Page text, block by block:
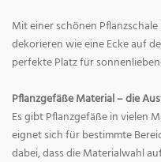
Mit einer schönen
dekorieren wie eine Ecke auf
perfekte Platz für
Pflanzgefäße Material – die
Es gibt Pflanzgefäße in vielen
eignet sich für bestimmte
dabei, dass die Materialwahl